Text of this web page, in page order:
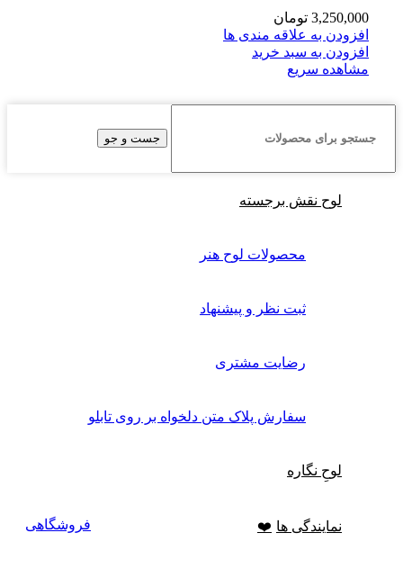
3,250,000 تومان
افزودن به علاقه مندی ها
افزودن به سبد خرید
مشاهده سریع
جست و جو
لوح نقش برجسته
محصولات لوح هنر
ثبت نظر و پیشنهاد
رضایت مشتری
سفارش پلاک متن دلخواه بر روی تابلو
لوحِ نگاره
نمایندگی ها ❤️ فروشگاهی